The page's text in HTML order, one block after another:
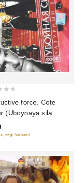
force. Cote
(Uboynaya sila.
bereg)
zzgl. Versand